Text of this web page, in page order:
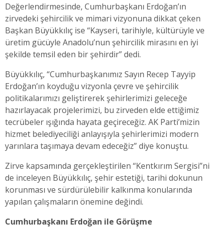
Değerlendirmesinde, Cumhurbaşkanı Erdoğan’ın
zirvedeki şehircilik ve mimari vizyonuna dikkat çeken
Başkan Büyükkılıç ise “Kayseri, tarihiyle, kültürüyle ve
üretim gücüyle Anadolu’nun şehircilik mirasını en iyi
şekilde temsil eden bir şehirdir” dedi.
Büyükkılıç, “Cumhurbaşkanımız Sayın Recep Tayyip
Erdoğan’ın koyduğu vizyonla çevre ve şehircilik
politikalarımızı geliştirerek şehirlerimizi geleceğe
hazırlayacak projelerimizi, bu zirveden elde ettiğimiz
tecrübeler ışığında hayata geçireceğiz. AK Parti’mizin
hizmet belediyeciliği anlayışıyla şehirlerimizi modern
yarınlara taşımaya devam edeceğiz” diye konuştu.
Zirve kapsamında gerçekleştirilen “Kentkırım Sergisi”ni
de inceleyen Büyükkılıç, şehir estetiği, tarihi dokunun
korunması ve sürdürülebilir kalkınma konularında
yapılan çalışmaların önemine değindi.
Cumhurbaşkanı Erdoğan ile Görüşme